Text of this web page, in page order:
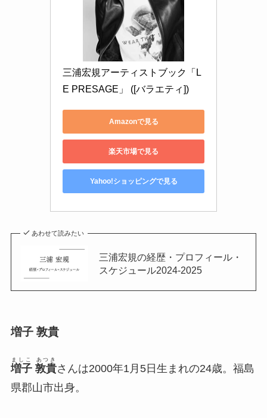
三浦宏規アーティストブック「L
E PRESAGE」 ([バラエティ])
Amazonで見る
楽天市場で見る
Yahoo!ショッピングで見る
あわせて読みたい
三浦宏規の経歴・プロフィール・
スケジュール2024-2025
増子 敦貴
増子 敦貴
ましこ あつき
さんは2000年1月5日生まれの24歳。福島
県郡山市出身。